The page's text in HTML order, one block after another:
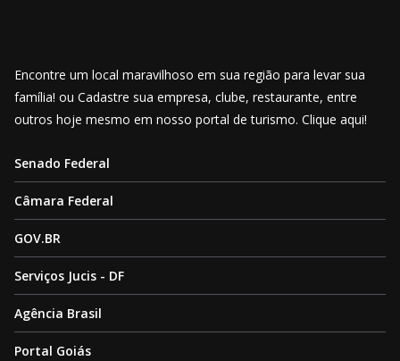
Encontre um local maravilhoso em sua região para levar sua
família! ou Cadastre sua empresa, clube, restaurante, entre
outros hoje mesmo em nosso portal de turismo. Clique aqui!
Senado Federal
Câmara Federal
GOV.BR
Serviços Jucis - DF
Agência Brasil
Portal Goiás